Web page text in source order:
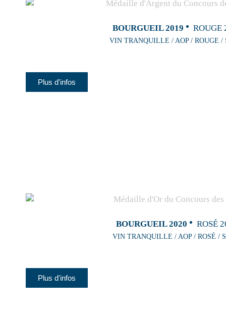
BOURGUEIL 2019 ROUGE
VIN TRANQUILLE / AOP / ROUGE /
Plus d'infos
BOURGUEIL 2020 ROSÉ
VIN TRANQUILLE / AOP / ROSÉ /
Plus d'infos